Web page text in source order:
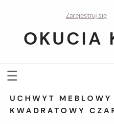
Zarejestruj się
OKUCIA
UCHWYT
KWADRATOWY